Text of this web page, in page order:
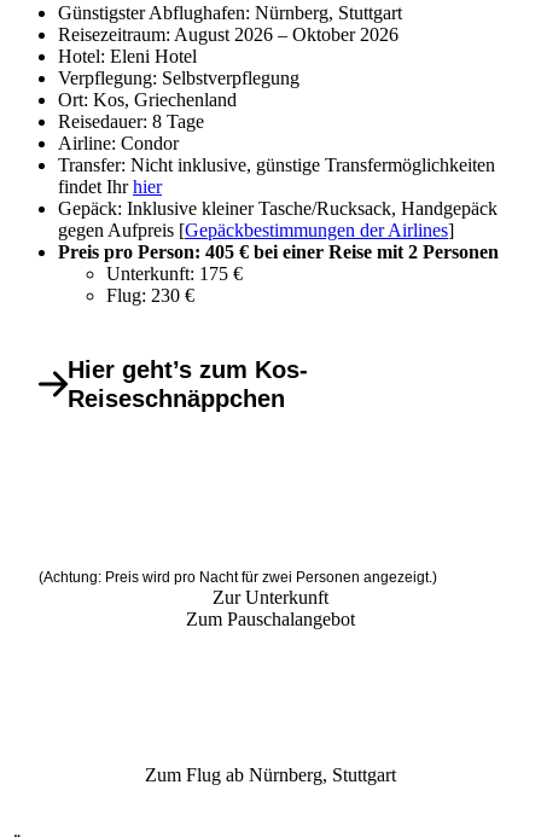
Günstigster Abflughafen: Nürnberg, Stuttgart
Reisezeitraum: August 2026 – Oktober 2026
Hotel: Eleni Hotel
Verpflegung: Selbstverpflegung
Ort: Kos, Griechenland
Reisedauer: 8 Tage
Airline: Condor
Transfer: Nicht inklusive, günstige Transfermöglichkeiten
findet Ihrhier
Gepäck: Inklusive kleiner Tasche/Rucksack, Handgepäck
gegen Aufpreis [Gepäckbestimmungen der Airlines]
Preis pro Person: 405 € bei einer Reise mit 2 Personen
Unterkunft: 175 €
Flug: 230 €
Hier geht’s zum Kos-
Reiseschnäppchen
(Achtung: Preis wird pro Nacht für zwei Personen angezeigt.)
Zur Unterkunft
Zum Pauschalangebot
Zum Flug ab Nürnberg, Stuttgart